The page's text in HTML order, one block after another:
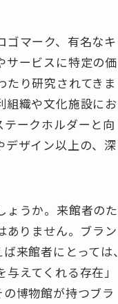
ゴマーク、有名なキ
サービスに特定の価
り研究されてきま
組織や文化施設にお
ークホルダーと向
デザイン以上の、深
ょうか。来館者のた
ありません。ブラン
来館者にとっては、
えてくれる存在」
博物館が持つブラ